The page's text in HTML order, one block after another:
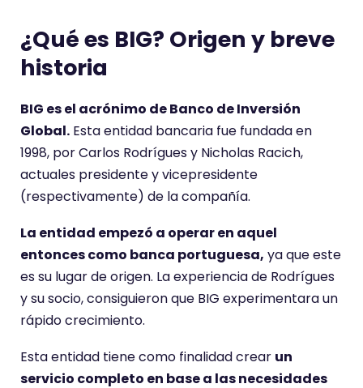
¿Qué es BIG? Origen y breve
historia
BIG es el acrónimo de Banco de Inversión
Global. Esta entidad bancaria fue fundada en
1998, por Carlos Rodrígues y Nicholas Racich,
actuales presidente y vicepresidente
(respectivamente) de la compañía.
La entidad empezó a operar en aquel
entonces como banca portuguesa, ya que este
es su lugar de origen. La experiencia de Rodrígues
y su socio, consiguieron que BIG experimentara un
rápido crecimiento.
Esta entidad tiene como finalidad crear un
servicio completo en base a las necesidades